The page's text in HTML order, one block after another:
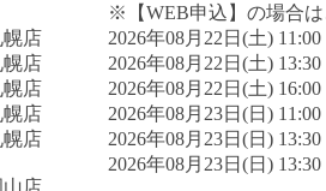
※【WEB申込】の場合は
幌店 2026年08月22日(土) 11:00
幌店 2026年08月22日(土) 13:30
幌店 2026年08月22日(土) 16:00
幌店 2026年08月23日(日) 11:00
幌店 2026年08月23日(日) 13:30
山店
2026年08月23日(日) 13:30